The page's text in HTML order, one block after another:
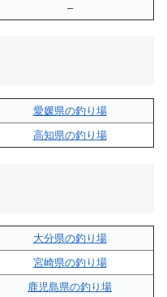
–
愛媛県の釣り場
高知県の釣り場
大分県の釣り場
宮崎県の釣り場
鹿児島県の釣り場